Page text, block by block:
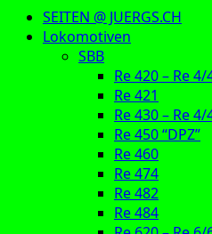
SEITEN @ JUERGS.CH
Lokomotiven
SBB
Re 420 – Re 4/
Re 421
Re 430 – Re
Re 450 “DPZ”
Re 460
Re 474
Re 482
Re 484